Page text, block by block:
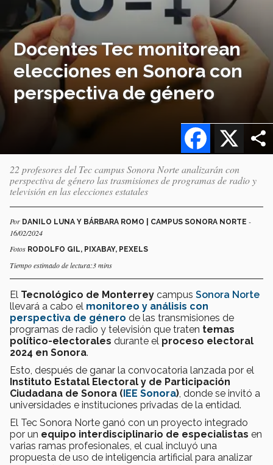
Docentes Tec monitorean
elecciones en Sonora con
perspectiva de género
X
Facebook
22 profesores del Tec campus Sonora Norte analizarán con
perspectiva de género las trasmisiones de programas de radio y
televisión en las elecciones estatales
Por DANILO LUNA Y BÁRBARA ROMO | CAMPUS SONORA NORTE -
16/02/2024
Fotos RODOLFO GIL, PIXABAY, PEXELS
Tiempo estimado de lectura:3 mins
El Tecnológico de Monterrey campus Sonora Norte
llevará a cabo el monitoreo y análisis con
perspectiva de género de las transmisiones de
programas de radio y televisión que traten temas
político-electorales durante el proceso electoral
2024 en Sonora.
Esto, después de ganar la convocatoria lanzada por el
Instituto Estatal Electoral y de Participación
Ciudadana de Sonora (IEE Sonora) , donde se invitó a
universidades e instituciones privadas de la entidad.
El Tec Sonora Norte ganó con un proyecto integrado
por un equipo interdisciplinario de especialistas en
varias ramas profesionales, el cual incluyó una
propuesta de uso de inteligencia artificial para analizar